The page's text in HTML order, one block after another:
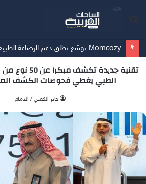
تقنية جديدة
الطبي يغطي فحوصات الكشف
جابر الكعبي / الدمام